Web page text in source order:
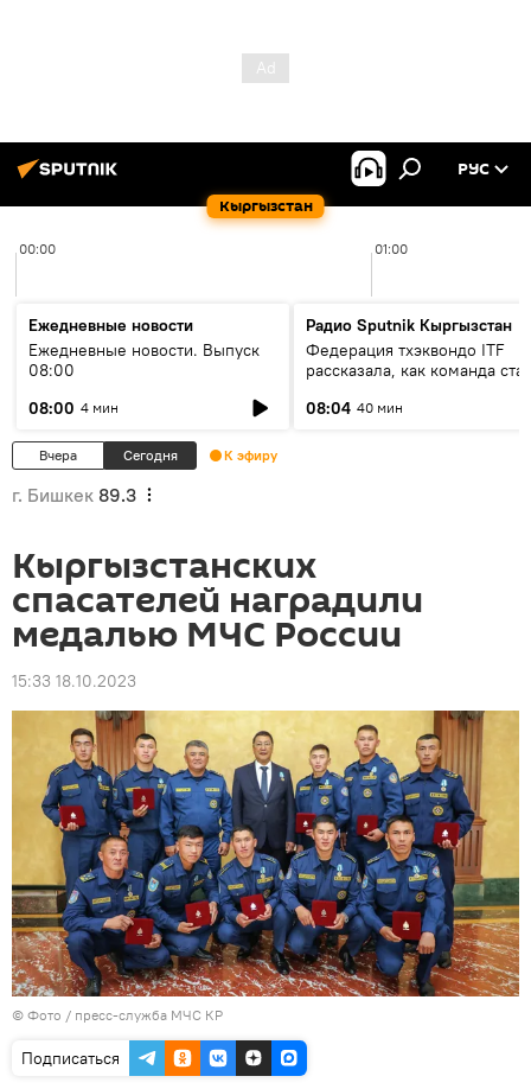
Кыргызстан
РУС
00:00 01:00
Ежедневные новости
Ежедневные новости. Выпуск
08:00
08:00 4 мин
Радио Sputnik Кыргызстан
Федерация тхэквондо ITF
рассказала, как команда
08:04 40 мин
Вчера Сегодня К эфиру
г. Бишкек 89.3
Кыргызстанских
спасателей наградили
медалью МЧС России
15:33 18.10.2023
© Фото / пресс-служба МЧС КР
Подписаться